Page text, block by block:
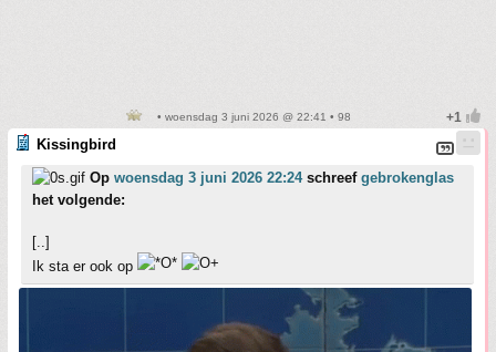
• woensdag 3 juni 2026 @ 22:41 • 98
Kissingbird
Op woensdag 3 juni 2026 22:24schreef gebrokenglas
het volgende:
[..]
Ik sta er ook op